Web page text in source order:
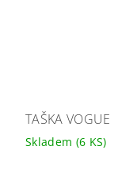
TAŠKA VOGUE
Skladem (6 KS)